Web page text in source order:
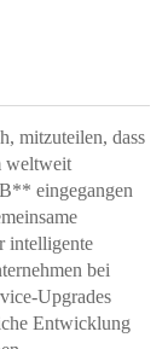
mitzuteilen, dass
weltweit
eingegangen
intelligente
bei
Upgrades
Entwicklung